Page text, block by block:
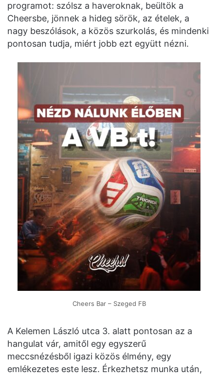
programot: szólsz a haveroknak, beültök a
Cheersbe, jönnek a hideg sörök, az ételek, a
nagy beszólások, a közös szurkolás, és mindenki
pontosan tudja, miért jobb ezt együtt nézni.
Cheers Bar – Szeged FB
A Kelemen László utca 3. alatt pontosan az a
hangulat vár, amitől egy egyszerű
meccsnézésből igazi közös élmény, egy
emlékezetes este lesz. Érkezhetsz munka után,